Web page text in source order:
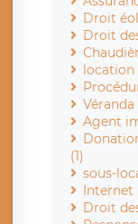
Droit
Droit
location
Véranda
Agent
(1)
sous-
Internet
Droit